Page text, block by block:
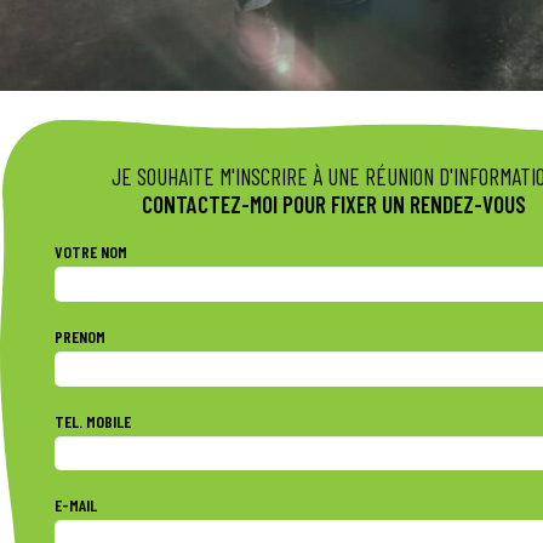
JE SOUHAITE M'INSCRIRE À UNE RÉUNION
CONTACTEZ-MOI POUR FIXER UN RENDEZ-VOUS
VOTRE NOM
PRENOM
TEL. MOBILE
E-MAIL